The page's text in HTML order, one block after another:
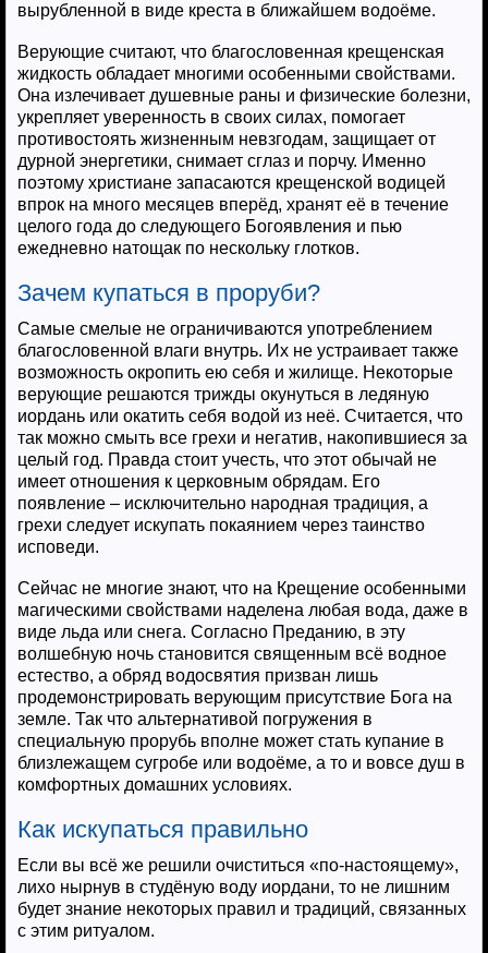
вырубленной в виде креста в ближайшем водоёме.
Верующие считают, что благословенная крещенская
жидкость обладает многими особенными свойствами.
Она излечивает душевные раны и физические болезни,
укрепляет уверенность в своих силах, помогает
противостоять жизненным невзгодам, защищает от
дурной энергетики, снимает сглаз и порчу. Именно
поэтому христиане запасаются крещенской водицей
впрок на много месяцев вперёд, хранят её в течение
целого года до следующего Богоявления и пью
ежедневно натощак по нескольку глотков.
Зачем купаться в проруби?
Самые смелые не ограничиваются употреблением
благословенной влаги внутрь. Их не устраивает также
возможность окропить ею себя и жилище. Некоторые
верующие решаются трижды окунуться в ледяную
иордань или окатить себя водой из неё. Считается, что
так можно смыть все грехи и негатив, накопившиеся за
целый год. Правда стоит учесть, что этот обычай не
имеет отношения к церковным обрядам. Его
появление – исключительно народная традиция, а
грехи следует искупать покаянием через таинство
исповеди.
Сейчас не многие знают, что на Крещение особенными
магическими свойствами наделена любая вода, даже в
виде льда или снега. Согласно Преданию, в эту
волшебную ночь становится священным всё водное
естество, а обряд водосвятия призван лишь
продемонстрировать верующим присутствие Бога на
земле. Так что альтернативой погружения в
специальную прорубь вполне может стать купание в
близлежащем сугробе или водоёме, а то и вовсе душ в
комфортных домашних условиях.
Как искупаться правильно
Если вы всё же решили очиститься «по-настоящему»,
лихо нырнув в студёную воду иордани, то не лишним
будет знание некоторых правил и традиций, связанных
с этим ритуалом.